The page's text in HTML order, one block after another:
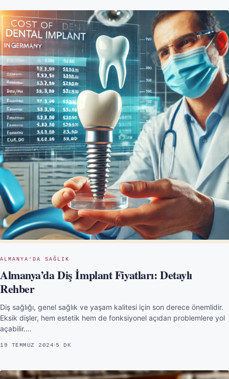
ALMANYA'DA SAĞLIK
Almanya’da Diş İmplant Fiyatları: Detaylı
Rehber
Diş sağlığı, genel sağlık ve yaşam kalitesi için son derece önemlidir.
Eksik dişler, hem estetik hem de fonksiyonel açıdan problemlere yol
açabilir.…
19 TEMMUZ 2024 5 DK